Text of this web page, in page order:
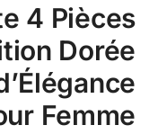
4 Pièces
Dorée
Femme